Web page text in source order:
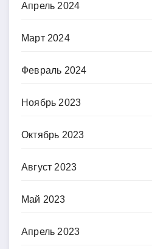
Апрель 2024
Март 2024
Февраль 2024
Ноябрь 2023
Октябрь 2023
Август 2023
Май 2023
Апрель 2023